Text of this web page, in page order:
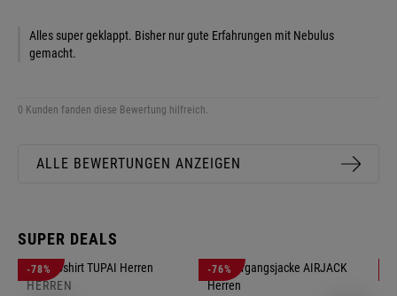
Alles super geklappt. Bisher nur gute Erfahrungen mit Nebulus
gemacht.
0 Kunden fanden diese Bewertung hilfreich.
ALLE BEWERTUNGEN ANZEIGEN
SUPER DEALS
-78%
HERREN
-76%